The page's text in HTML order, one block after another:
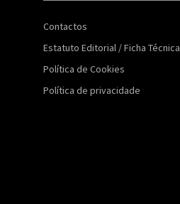
Contactos
Estatuto Editorial / Ficha Técnica
Política de Cookies
Política de privacidade